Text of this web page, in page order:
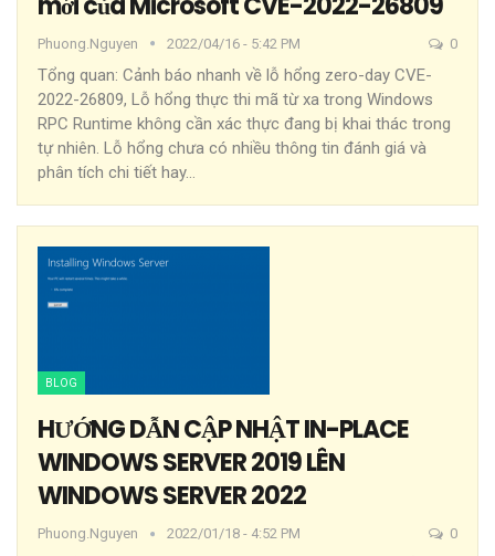
Phuong.nguyen 2022/04/16 - 5:42 PM 0
Tổng quan: Cảnh báo nhanh về lỗ hổng zero-day CVE-
2022-26809, Lỗ hổng thực thi mã từ xa trong Windows
RPC Runtime không cần xác thực đang bị khai thác trong
tự nhiên. Lỗ hổng chưa có nhiều thông tin đánh giá và
phân tích chi tiết hay…
BLOG
HƯỚNG DẪN CẬP NHẬT IN-PLACE
WINDOWS SERVER 2019 LÊN
WINDOWS SERVER 2022
Phuong.nguyen 2022/01/18 - 4:52 PM 0